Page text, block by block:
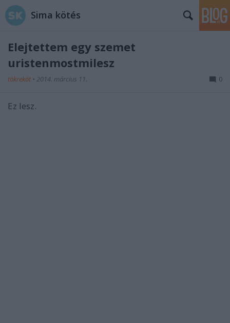
Sima kötés
Elejtettem egy szemet
uristenmostmilesz
tökreköt • 2014. március 11. 0
Ez lesz.